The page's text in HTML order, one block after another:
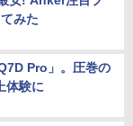
みた
Pro」。圧巻の
体験に